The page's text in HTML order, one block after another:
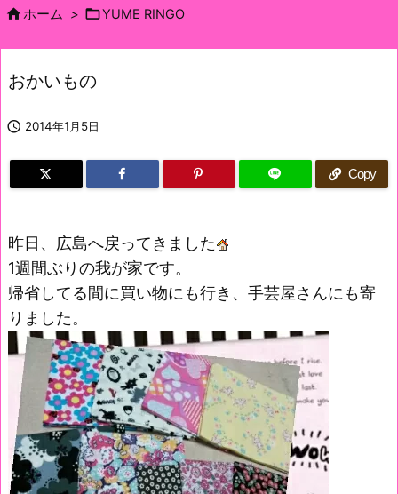
ホーム > YUME RINGO
おかいもの
 2014年1月5日
Copy
昨日、広島へ戻ってきました
1週間ぶりの我が家です。
帰省してる間に買い物にも行き、手芸屋さんにも寄
りました。